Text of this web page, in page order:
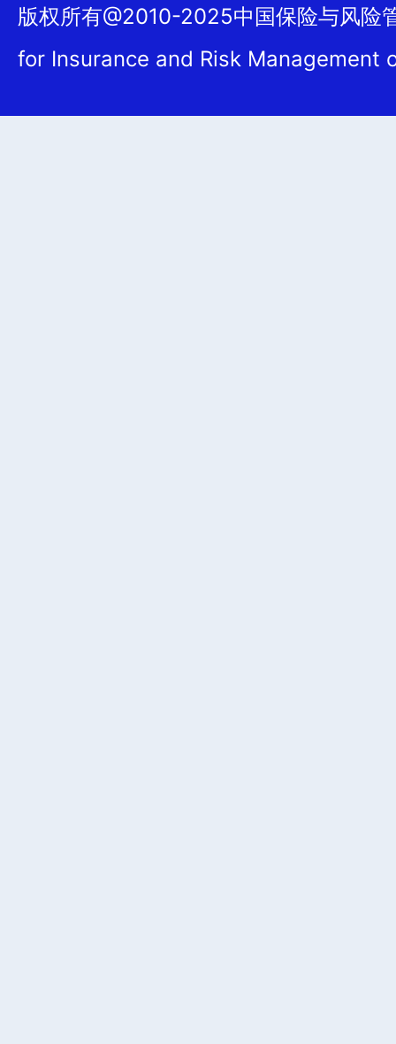
版权所有@2010-2025中国保险与风险
for Insurance and Risk Management